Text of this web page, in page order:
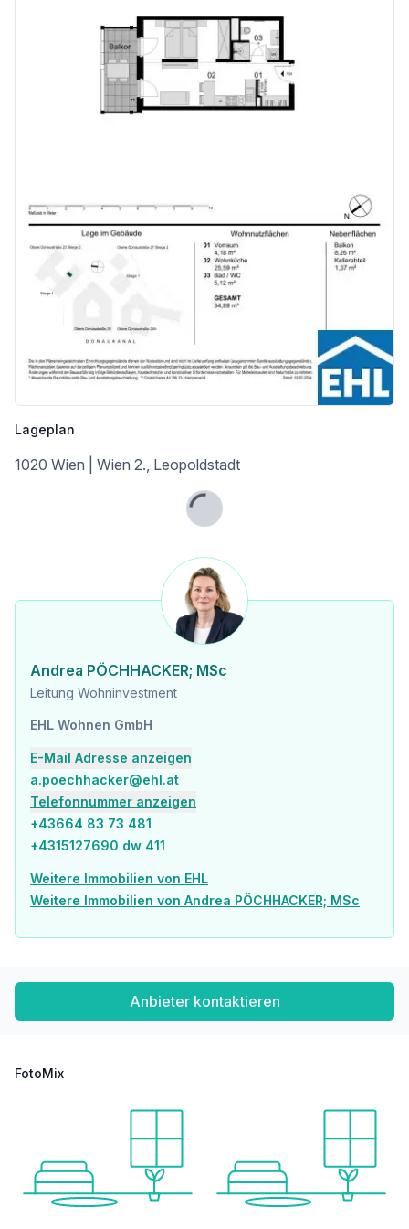
von EUR 286.000,- bis EUR 1.238.000,- netto zzgl. 20% USt.
Zu erwartender Mietertrag
von ca. EUR 17,50 bis EUR 22,50 netto/m²
Provisionsfrei für den Käufer!
Fertigstellung: voraussichtlich Q2/2026
Bei diesem Angebot handelt es sich um eine Vorsorgewohnung, die zu Vermietungszwecken erworben wird. Der angegebene Kaufpreis versteht sich daher zzgl. 20% USt. Diese Daten sind vorbehaltlich möglicher Änderungen.
Wir weisen darauf hin, dass zwischen dem Vermittler und dem zu vermittelnden Dritten ein familiäres oder wirtschaftliches Naheverhältnis besteht.
Infrastruktur / Entfernungen
Gesundheit
Kindergarten <250m
Nahversorgung
Supermarkt <250m
Bäckerei <500m
Geldautomat <250m
Bank <750m
Post <750m
Polizei <750m
Verkehr
Bus <250m
Straßenbahn <500m
Angaben Entfernung Luftlinie / Quelle: OpenStreetMap
Lageplan
1020 Wien | Wien 2., Leopoldstadt
Lade...
Andrea PÖCHHACKER; MSc
Leitung Wohninvestment
EHL Wohnen GmbH
E-Mail Adresse anzeigen
a.poechhacker@ehl.at
Telefonnummer anzeigen
+43664 83 73 481
+4315127690 dw 411
Weitere Immobilien von EHL
Weitere Immobilien von Andrea PÖCHHACKER; MSc
Anbieter kontaktieren
FotoMix